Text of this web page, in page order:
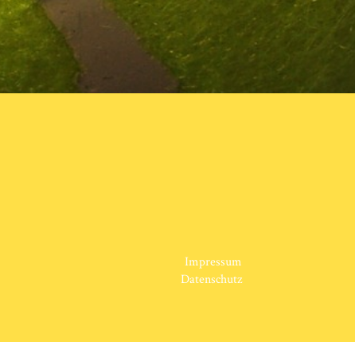
Impressum
Datenschutz